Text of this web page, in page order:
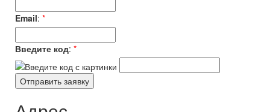
Email: *
Введите код: *